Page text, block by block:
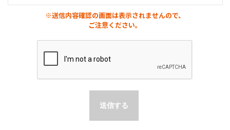
※送信内容確認の画面は表示されませんので、
ご注意ください。